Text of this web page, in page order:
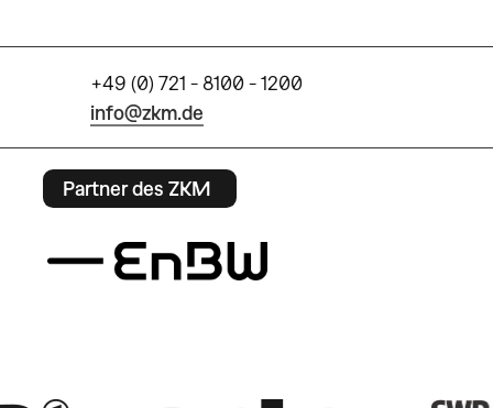
+49 (0) 721 - 8100 - 1200
info@zkm.de
Partner des ZKM